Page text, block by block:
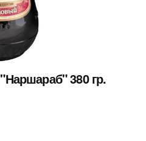
380 гр.